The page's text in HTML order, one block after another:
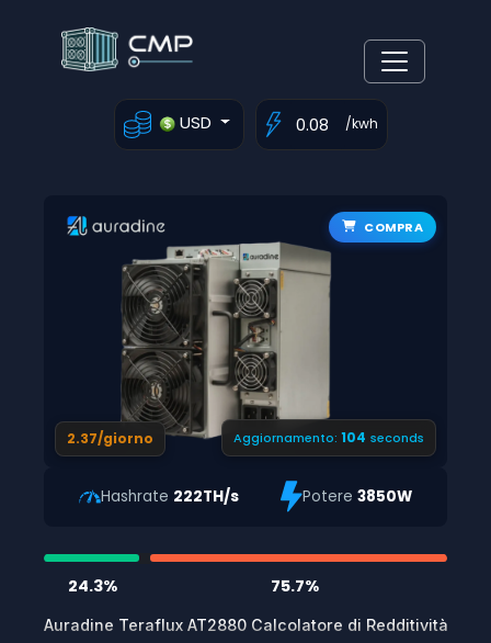
USD /kwh
COMPRA
2.37/giorno Aggiornamento:103 seconds
Hashrate 222TH/s Potere3850W
24.3% 75.7%
Auradine Teraflux AT2880 Calcolatore di Redditività